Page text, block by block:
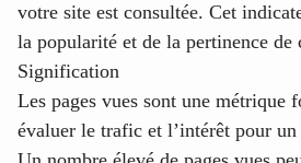
votre site est consultée. Cet
la popularité et de la pertinence de
Signification
Les pages vues sont une métrique
évaluer le trafic et l’intérêt pour